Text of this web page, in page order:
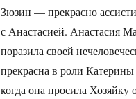
Зюзин — прекрасно
с Анастасией. Анастасия
поразила своей
прекрасна в роли
когда она просила